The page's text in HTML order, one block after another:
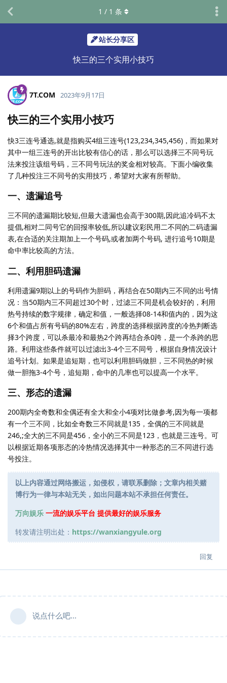
站长分享区
快三的三个实用小技巧
1 / 1 条
7T.​COM 2023年9月17日
快三的三个实用小技巧
快3三连号通选,就是指购买4组三连号(123,234,345,456)，而如果对
其中一组三连号的开出比较有信心的话，那么可以选择三不同号玩
法来投注该组号码，三不同号玩法的奖金相对较高。下面小编收集
了几种投注三不同号的实用技巧，希望对大家有所帮助。
一、遗漏追号
三不同的遗漏期比较短,但最大遗漏也会高于300期,因此追冷码不太
提倡,相对二同号它的回报率较低,所以建议彩民用二不同的二码遗漏
表,在合适的关注期加上一个号码,或者加两个号码, 进行追号10期是
命中率比较高的方法。
二、利用胆码遗漏
利用遗漏9期以上的号码作为胆码，再结合在50期内三不同的出号情
况：当50期内三不同超过30个时，过滤三不同是机会较好的，利用
热号持续的数字规律，确定和值，一般选择08-14和值内的，因为这
6个和值占所有号码的80%左右，跨度的选择根据跨度的冷热判断选
择3个跨度，可以杀最冷和最热2个跨再结合杀0跨，是一个杀跨的思
路。利用这些条件就可以过滤出3-4个三不同号，根据自身情况设计
追号计划。如果是追短期，也可以利用胆码做胆，三不同热的时候
做一胆拖3-4个号，追短期，命中的几率也可以提高一个水平。
三、形态的遗漏
200期内全奇数和全偶还有全大和全小4项对比做参考,因为每一项都
有一个三不同，比如全奇数三不同就是135，全偶的三不同就是
246,;全大的三不同是456，全小的三不同是123，也就是三连号。可
以根据近期各项形态的冷热情况选择其中一种形态的三不同进行选
号投注。
以上内容通过网络搬运，如侵权，请联系删除；文章内相关赌
博行为一律与本站无关，如出问题本站不承担任何责任。
万向娱乐 一流的娱乐平台 提供最好的娱乐服务
转发请注明出处： https://wanxiangyule.org
回复
说点什么吧...